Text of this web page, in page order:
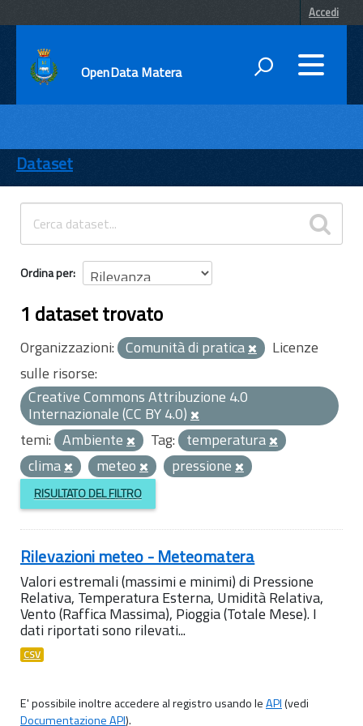
Accedi
OpenData Matera
ENTI
TEMI
INFORMAZIONI
Dataset
Ordina per
1 dataset trovato
Organizzazioni: Comunità di pratica
Licenze
sulle risorse:
Creative Commons Attribuzione 4.0
Internazionale (CC BY 4.0)
temi: Ambiente Tag: temperatura
clima
meteo pressione
RISULTATO DEL FILTRO
Rilevazioni meteo - Meteomatera
Valori estremali (massimi e minimi) di Pressione
Relativa, Temperatura Esterna, Umidità Relativa,
Vento (Raffica Massima), Pioggia (Totale Mese). I
dati riportati sono rilevati...
CSV
E' possibile inoltre accedere al registro usando leAPI(vedi
Documentazione API).